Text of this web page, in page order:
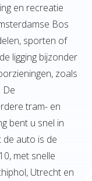
en recreatie
Bos
sporten of
ligging bijzonder
zoals
De
tram- en
bent u snel in
de auto is de
met snelle
Utrecht en